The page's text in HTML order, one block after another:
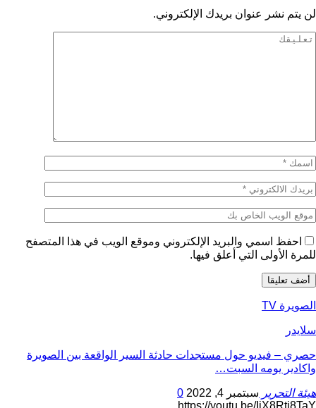
لن يتم نشر عنوان بريدك الإلكتروني.
احفظ اسمي والبريد الإلكتروني وموقع الويب في هذا المتصفح
للمرة الأولى التي أعلق فيها.
الصويرة TV
سلايدر
حصري – فيديو حول مستجدات حادثة السير الواقعة بين الصويرة
واكادير يومه السبت…
هيئة التحرير سبتمبر 4, 2022
0
https://youtu.be/IjX8Rti8TaY